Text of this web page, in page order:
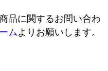
品に関するお問い合わ
ムよりお願いします。